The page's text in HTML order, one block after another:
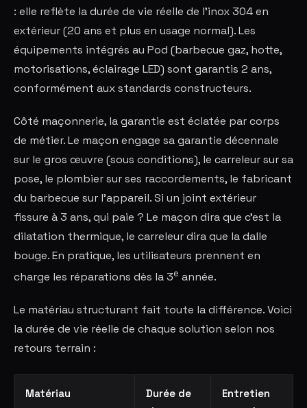
: elle reflète la durée de vie réelle de l'inox 304 en
extérieur (20 ans et plus en usage normal). Les
équipements intégrés au Pod (barbecue gaz, hotte,
motorisations, éclairage LED) sont garantis 2 ans,
conformément aux standards constructeurs.
Côté maçonnerie, la garantie est éclatée par corps
de métier. Le maçon engage sa garantie décennale
sur le gros œuvre (sous conditions), le carreleur sur sa
pose, le plombier sur ses raccordements, le fabricant
du barbecue sur l'appareil. Si un joint extérieur
fissure à 3 ans, qui paie ? Le maçon dira que c'est la
dilatation thermique, le carreleur dira que la dalle
bouge. En pratique, les utilisateurs prennent en
charge les réparations dès la 3e année.
Le matériau structurant fait toute la différence. Voici
la durée de vie réelle de chaque solution selon nos
retours terrain :
Matériau
Durée de
Entretien